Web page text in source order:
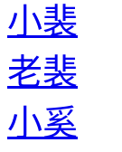
小裴
老裴
小奚